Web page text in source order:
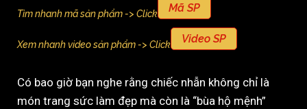
Tìm nhanh mã sản phẩm -> Click Mã SP
Xem nhanh video sản phẩm -> Click Video SP
Có bao giờ bạn nghe rằng chiếc nhẫn không chỉ là
món trang sức làm đẹp mà còn là “bùa hộ mệnh”